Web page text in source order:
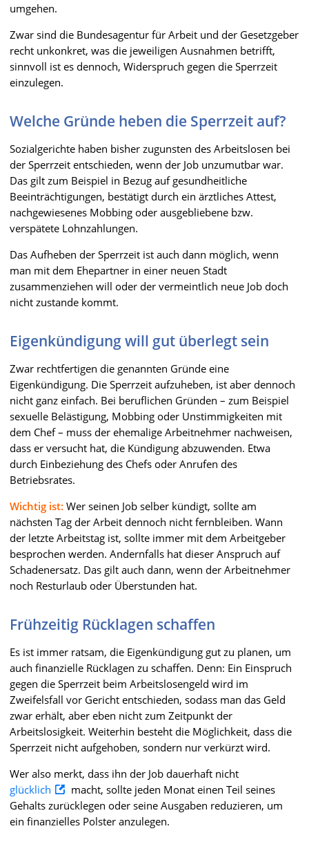
umgehen.
Zwar sind die Bundesagentur für Arbeit und der Gesetzgeber
recht unkonkret, was die jeweiligen Ausnahmen betrifft,
sinnvoll ist es dennoch, Widerspruch gegen die Sperrzeit
einzulegen.
Welche Gründe heben die Sperrzeit auf?
Sozialgerichte haben bisher zugunsten des Arbeitslosen bei
der Sperrzeit entschieden, wenn der Job unzumutbar war.
Das gilt zum Beispiel in Bezug auf gesundheitliche
Beeinträchtigungen, bestätigt durch ein ärztliches Attest,
nachgewiesenes Mobbing oder ausgebliebene bzw.
verspätete Lohnzahlungen.
Das Aufheben der Sperrzeit ist auch dann möglich, wenn
man mit dem Ehepartner in einer neuen Stadt
zusammenziehen will oder der vermeintlich neue Job doch
nicht zustande kommt.
Eigenkündigung will gut überlegt sein
Zwar rechtfertigen die genannten Gründe eine
Eigenkündigung. Die Sperrzeit aufzuheben, ist aber dennoch
nicht ganz einfach. Bei beruflichen Gründen – zum Beispiel
sexuelle Belästigung, Mobbing oder Unstimmigkeiten mit
dem Chef – muss der ehemalige Arbeitnehmer nachweisen,
dass er versucht hat, die Kündigung abzuwenden. Etwa
durch Einbeziehung des Chefs oder Anrufen des
Betriebsrates.
Wichtig ist: Wer seinen Job selber kündigt, sollte am
nächsten Tag der Arbeit dennoch nicht fernbleiben. Wann
der letzte Arbeitstag ist, sollte immer mit dem Arbeitgeber
besprochen werden. Andernfalls hat dieser Anspruch auf
Schadenersatz. Das gilt auch dann, wenn der Arbeitnehmer
noch Resturlaub oder Überstunden hat.
Frühzeitig Rücklagen schaffen
Es ist immer ratsam, die Eigenkündigung gut zu planen, um
auch finanzielle Rücklagen zu schaffen. Denn: Ein Einspruch
gegen die Sperrzeit beim Arbeitslosengeld wird im
Zweifelsfall vor Gericht entschieden, sodass man das Geld
zwar erhält, aber eben nicht zum Zeitpunkt der
Arbeitslosigkeit. Weiterhin besteht die Möglichkeit, dass die
Sperrzeit nicht aufgehoben, sondern nur verkürzt wird.
Wer also merkt, dass ihn der Job dauerhaft nicht
glücklich
macht, sollte jeden Monat einen Teil seines
Gehalts zurücklegen oder seine Ausgaben reduzieren, um
ein finanzielles Polster anzulegen.